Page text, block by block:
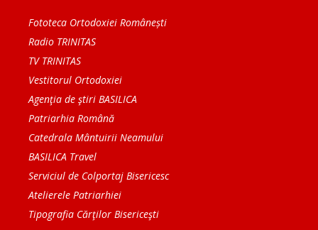
Fototeca Ortodoxiei Românești
Radio TRINITAS
TV TRINITAS
Vestitorul Ortodoxiei
Agenţia de ştiri BASILICA
Patriarhia Română
Catedrala Mântuirii Neamului
BASILICA Travel
Serviciul de Colportaj Bisericesc
Atelierele Patriarhiei
Tipografia Cărţilor Bisericeşti